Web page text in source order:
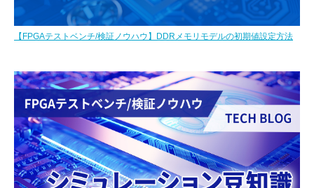
【FPGAテストベンチ/検証ノウハウ】DDRメモリモデルの初期値設定方法